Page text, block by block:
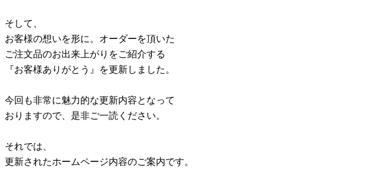
そして、
お客様の想いを形に。オーダーを頂いた
ご注文品のお出来上がりをご紹介する
『お客様ありがとう』を更新しました。
今回も非常に魅力的な更新内容となって
おりますので、是非ご一読ください。
それでは、
更新されたホームページ内容のご案内です。